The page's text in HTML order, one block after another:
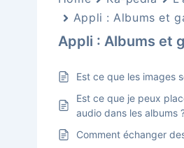
Appli : Albums et
Appli : Albums et
Est ce que les images
Est ce que je peux
audio dans les albums
Comment échanger